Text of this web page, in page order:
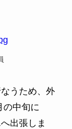
うため、外
の中旬に
出張しま